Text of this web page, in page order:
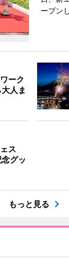
ープン
ーク
人ま
ス
グッ
もっと見る